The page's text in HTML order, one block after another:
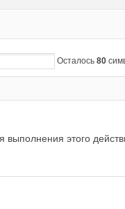
Осталось 80
выполнения этого